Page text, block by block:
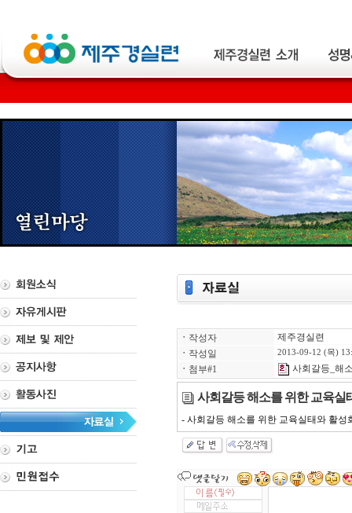
ㆍ 작성자
제주경실련
ㆍ 작성일 2013-09-12 (목)
ㆍ 첨부#1 사회갈등_해
사회갈등 해소를 위한 교육실
- 사회갈등 해소를 위한 교육실태와 활성